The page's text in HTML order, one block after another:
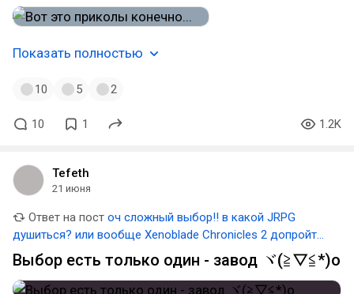
Показать полностью
10 5 2
10 1 1.2K
Tefeth
21 июня
Ответ на пост оч сложный выбор!! в какой JRPG
душиться? или вообще Xenoblade Chronicles 2 допройти,
а то я начал и через 20 часов чёт забросил.
Выбор есть только один - завод ヾ(≧▽≦*)o